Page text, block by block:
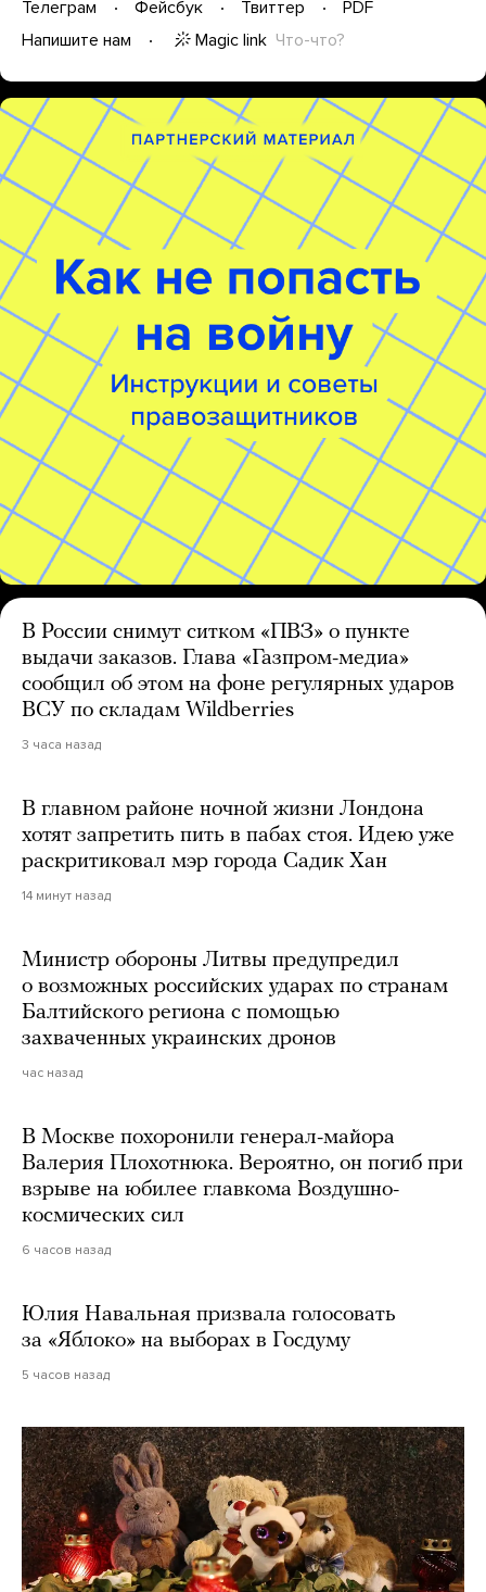
Телеграм Фейсбук Твиттер
PDF
Напишите нам
Magic link Что-что?
В России снимут ситком «ПВЗ» о пункте
выдачи заказов. Глава «Газпром-медиа»
сообщил об этом на фоне регулярных ударов
ВСУ по складам Wildberries
3 часа назад
В главном районе ночной жизни Лондона
хотят запретить пить в пабах стоя. Идею уже
раскритиковал мэр города Садик Хан
14 минут назад
Министр обороны Литвы предупредил
о возможных российских ударах по странам
Балтийского региона с помощью
захваченных украинских дронов
час назад
В Москве похоронили генерал-майора
Валерия Плохотнюка. Вероятно, он погиб при
взрыве на юбилее главкома Воздушно-
космических сил
6 часов назад
Юлия Навальная призвала голосовать
за «Яблоко» на выборах в Госдуму
5 часов назад